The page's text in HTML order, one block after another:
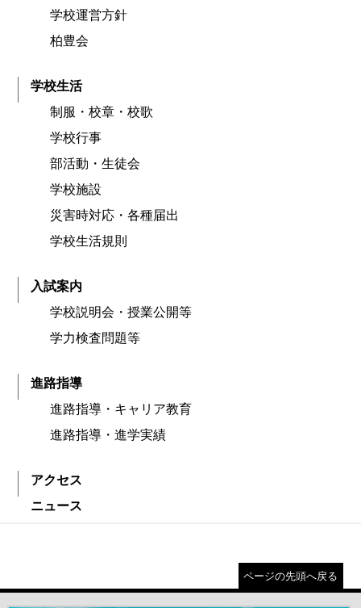
学校運営方針
柏豊会
学校生活
制服・校章・校歌
学校行事
部活動・生徒会
学校施設
災害時対応・各種届出
学校生活規則
入試案内
学校説明会・授業公開等
学力検査問題等
進路指導
進路指導・キャリア教育
進路指導・進学実績
アクセス
ニュース
ページの先頭へ戻る